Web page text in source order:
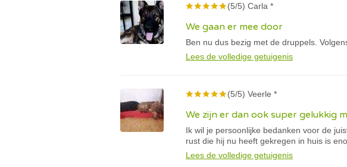
(5/5) Carla *
We gaan er mee door
Ben nu dus bezig met de druppels.
Lees de volledige getuigenis
(5/5) Veerle *
We zijn er dan ook super gelukkig
Ik wil je persoonlijke bedanken voor de
rust die hij nu heeft gekregen in huis is
Lees de volledige getuigenis